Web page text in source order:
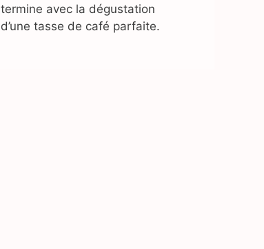
termine avec la dégustation
d’une tasse de café parfaite.